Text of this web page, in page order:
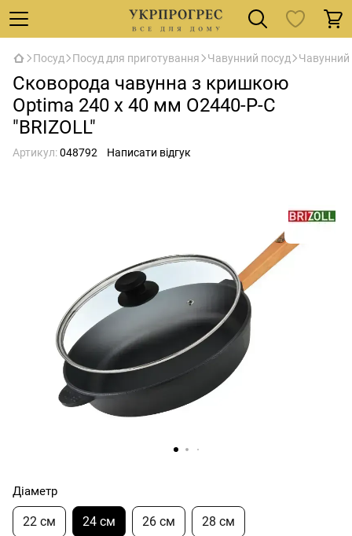
Посуд Посуд для приготування Чавунний посуд Чавунний
Сковорода чавунна з кришкою
Optima 240 х 40 мм O2440-P-C
"BRIZOLL"
Артикул:048792 Написати відгук
Діаметр
22 см 24 см 26 см 28 см